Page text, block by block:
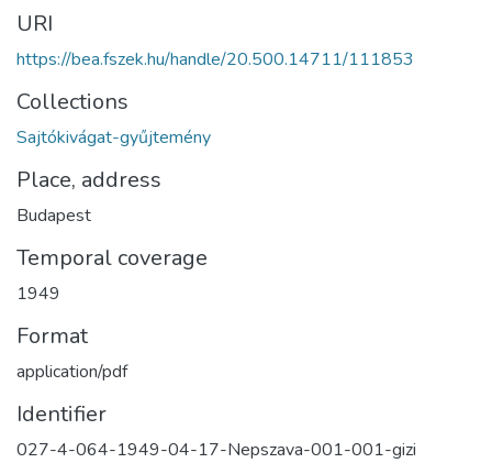
URI
https://bea.fszek.hu/handle/20.500.14711/111853
Collections
Sajtókivágat-gyűjtemény
Place, address
Budapest
Temporal coverage
1949
Format
application/pdf
Identifier
027-4-064-1949-04-17-Nepszava-001-001-gizi